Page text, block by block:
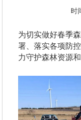
时
为切实做好春季
署、落实各项防
力守护森林资源